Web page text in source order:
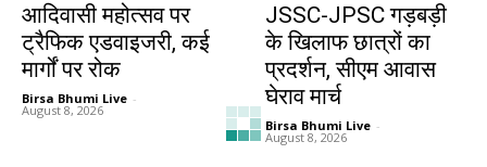
आदिवासी महोत्सव पर
ट्रैफिक एडवाइजरी, कई
मार्गों पर रोक
Birsa Bhumi Live -
August 8, 2026
JSSC-JPSC गड़बड़ी
के खिलाफ छात्रों का
प्रदर्शन, सीएम आवास
घेराव मार्च
Birsa Bhumi Live -
August 8, 2026